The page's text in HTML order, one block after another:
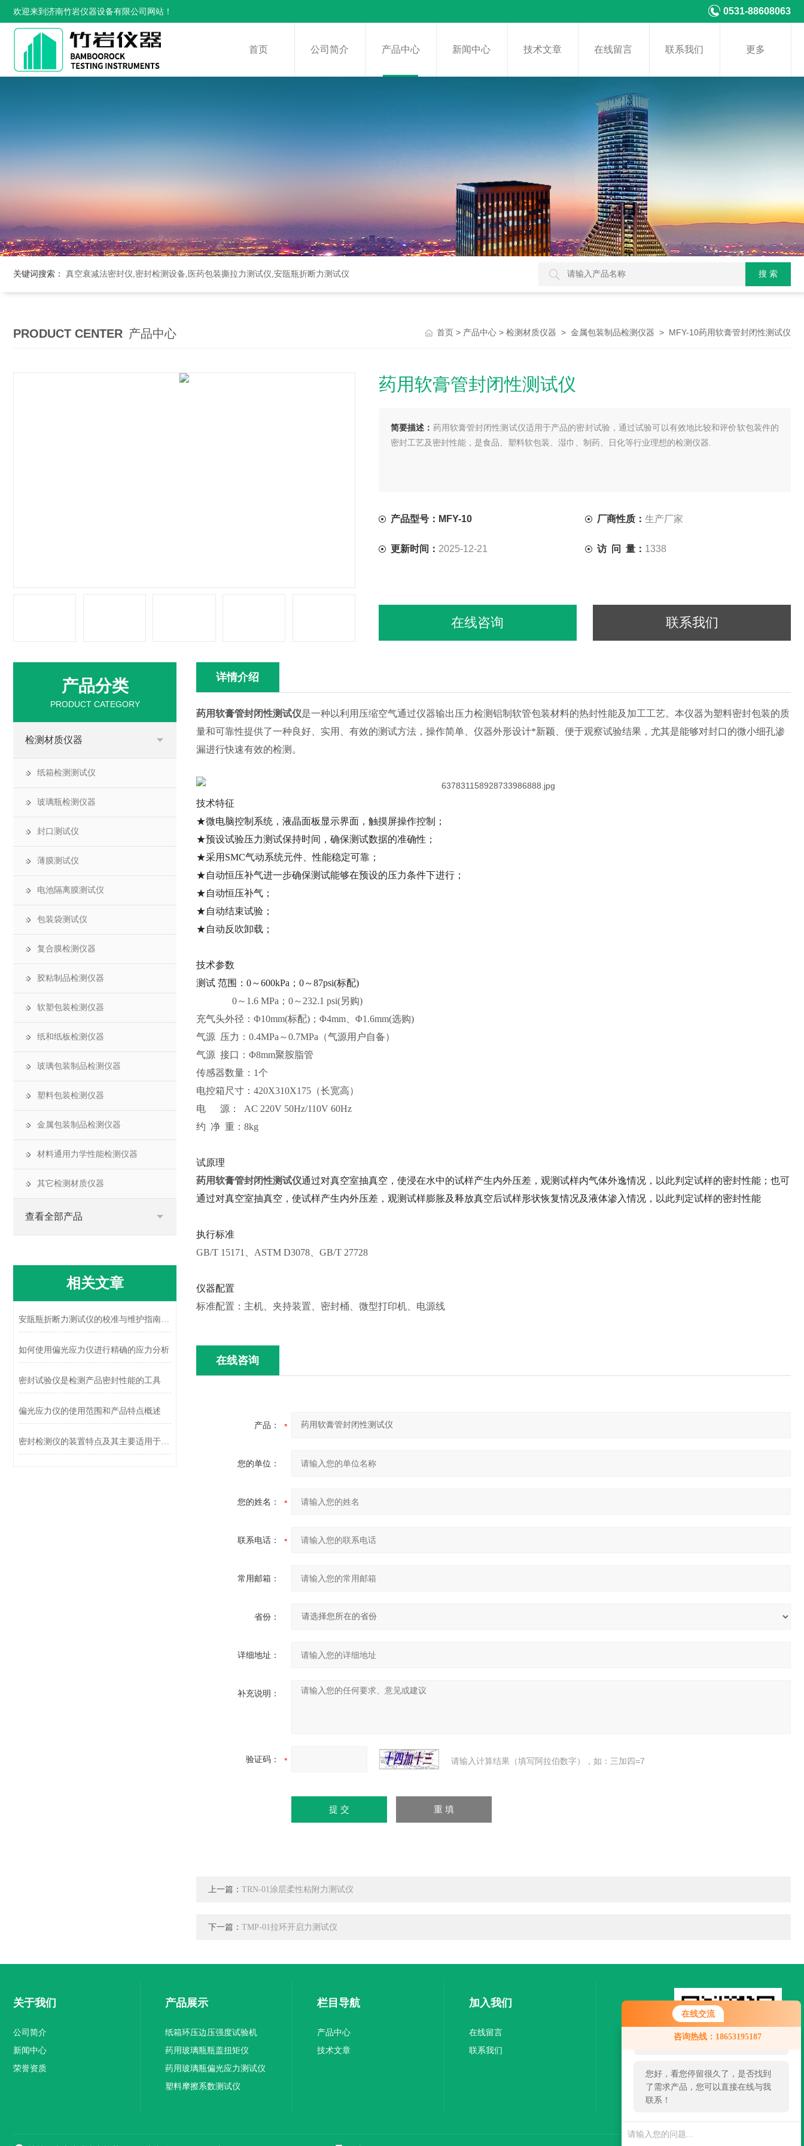
在线交流
咨询热线：18653195187
您好！欢迎前来咨询，很高兴为您
服务，请问您要咨询什么问题呢？
您好，看您停留很久了，是否找到
了需求产品，您可以直接在线与我
联系！
欢迎来到济南竹岩仪器设备有限公司网站！ 0531-88608063
首页 公司简介 产品中心 新闻中心 技术文章 在线留言 联系我们 更多
关键词搜索： 真空衰减法密封仪,密封检测设备,医药包装撕拉力测试仪,安瓿瓶折断力测试仪
PRODUCT CENTER 产品中心 首页 > 产品中心 > 检测材质仪器 > 金属包装制品检测仪器 > MFY-10药用软膏管封闭性测试仪
药用软膏管封闭性测试仪
简要描述： 药用软膏管封闭性测试仪适用于产品的密封试验，通过试验可以有效地比较和评价软包装件的
密封工艺及密封性能，是食品、塑料软包装、湿巾、制药、日化等行业理想的检测仪器.
产品型号：MFY-10 厂商性质： 生产厂家
更新时间： 2025-12-21 访 问 量： 1338
在线咨询 联系我们
详情介绍
药用软膏管封闭性测试仪是一种以利用压缩空气通过仪器输出压力检测铝制软管包装材料的热封性能及加工工艺。本仪器为塑料密封包装的质
量和可靠性提供了一种良好、实用、有效的测试方法，操作简单、仪器外形设计*新颖、便于观察试验结果，尤其是能够对封口的微小细孔渗
漏进行快速有效的检测。
技术特征
★微电脑控制系统，液晶面板显示界面，触摸屏操作控制；
★预设试验压力测试保持时间，确保测试数据的准确性；
★采用SMC气动系统元件、性能稳定可靠；
★自动恒压补气进一步确保测试能够在预设的压力条件下进行；
★自动恒压补气；
★自动结束试验；
★自动反吹卸载；
技术参数
测试 范围：0～600kPa；0～87psi(标配)
0～1.6 MPa；0～232.1 psi(另购)
充气头外径：Φ10mm(标配)；Φ4mm、Φ1.6mm(选购)
气源 压力：0.4MPa～0.7MPa（气源用户自备）
气源 接口：Φ8mm聚胺脂管
传感器数量：1个
电控箱尺寸：420X310X175（长宽高）
电 源： AC 220V 50Hz/110V 60Hz
约 净 重：8kg
试原理
药用软膏管封闭性测试仪通过对真空室抽真空，使浸在水中的试样产生内外压差，观测试样内气体外逸情况，以此判定试样的密封性能；也可
通过对真空室抽真空，使试样产生内外压差，观测试样膨胀及释放真空后试样形状恢复情况及液体渗入情况，以此判定试样的密封性能
执行标准
GB/T 15171、ASTM D3078、GB/T 27728
仪器配置
标准配置：主机、夹持装置、密封桶、微型打印机、电源线
在线咨询
产品：
您的单位：
您的姓名：
联系电话：
常用邮箱：
省份：
详细地址：
补充说明：
验证码： 请输入计算结果（填写阿拉伯数字），如：三加四=7
上一篇： TRN-01涂层柔性粘附力测试仪
下一篇： TMP-01拉环开启力测试仪
产品分类
PRODUCT CATEGORY
检测材质仪器
纸箱检测测试仪
玻璃瓶检测仪器
封口测试仪
薄膜测试仪
电池隔离膜测试仪
包装袋测试仪
复合膜检测仪器
胶粘制品检测仪器
软塑包装检测仪器
纸和纸板检测仪器
玻璃包装制品检测仪器
塑料包装检测仪器
金属包装制品检测仪器
材料通用力学性能检测仪器
其它检测材质仪器
查看全部产品
相关文章
安瓿瓶折断力测试仪的校准与维护指南说明
如何使用偏光应力仪进行精确的应力分析
密封试验仪是检测产品密封性能的工具
偏光应力仪的使用范围和产品特点概述
密封检测仪的装置特点及其主要适用于哪些方面
关于我们
公司简介
新闻中心
荣誉资质
产品展示
纸箱环压边压强度试验机
药用玻璃瓶瓶盖扭矩仪
药用玻璃瓶偏光应力测试仪
塑料摩擦系数测试仪
栏目导航
产品中心
技术文章
加入我们
在线留言
联系我们